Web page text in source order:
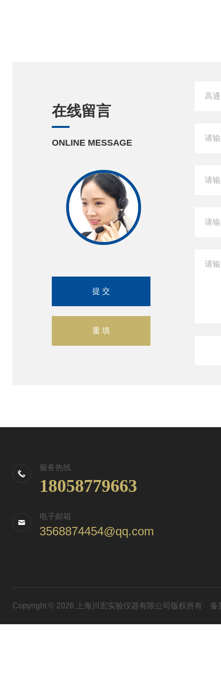
在线留言
ONLINE MESSAGE
服务热线
18058779663
电子邮箱
3568874454@qq.com
Copyright © 2026 上海川宏实验仪器有限公司版权所有 备